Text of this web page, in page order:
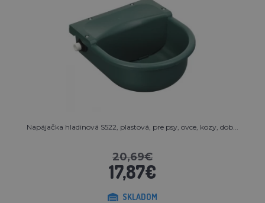
Napájačka hladinová S522, plastová, pre psy, ovce, kozy, dob...
20,69€
17,87€
SKLADOM